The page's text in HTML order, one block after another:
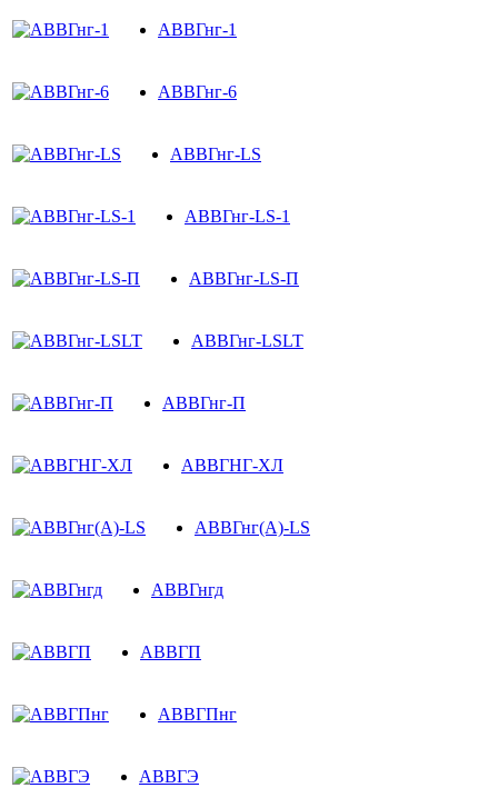
АВВГнг-1
АВВГнг-6
АВВГнг-LS
АВВГнг-LS-1
АВВГнг-LS-П
АВВГнг-LSLT
АВВГнг-П
АВВГНГ-ХЛ
АВВГнг(A)-LS
АВВГнгд
АВВГП
АВВГПнг
АВВГЭ